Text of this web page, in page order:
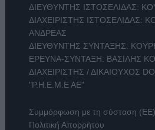
ΔΙΕΥΘΥΝΤΗΣ ΙΣΤΟΣΕΛΙΔΑΣ:
ΔΙΑΧΕΙΡΙΣΤΗΣ ΙΣΤΟΣΕΛΙΔΑΣ:
ΑΝΔΡΕΑΣ
ΔΙΕΥΘΥΝΤΗΣ ΣΥΝΤΑΞΗΣ:
ΕΡΕΥΝΑ-ΣΥΝΤΑΞΗ: ΒΑΣΙΛΗΣ
ΔΙΑΧΕΙΡΙΣΤΗΣ / ΔΙΚΑΙΟΥΧΟΣ
"Ρ.Η.Ε.Μ.Ε ΑΕ"
Συμμόρφωση με τη σύσταση
Πολιτική Απορρήτου